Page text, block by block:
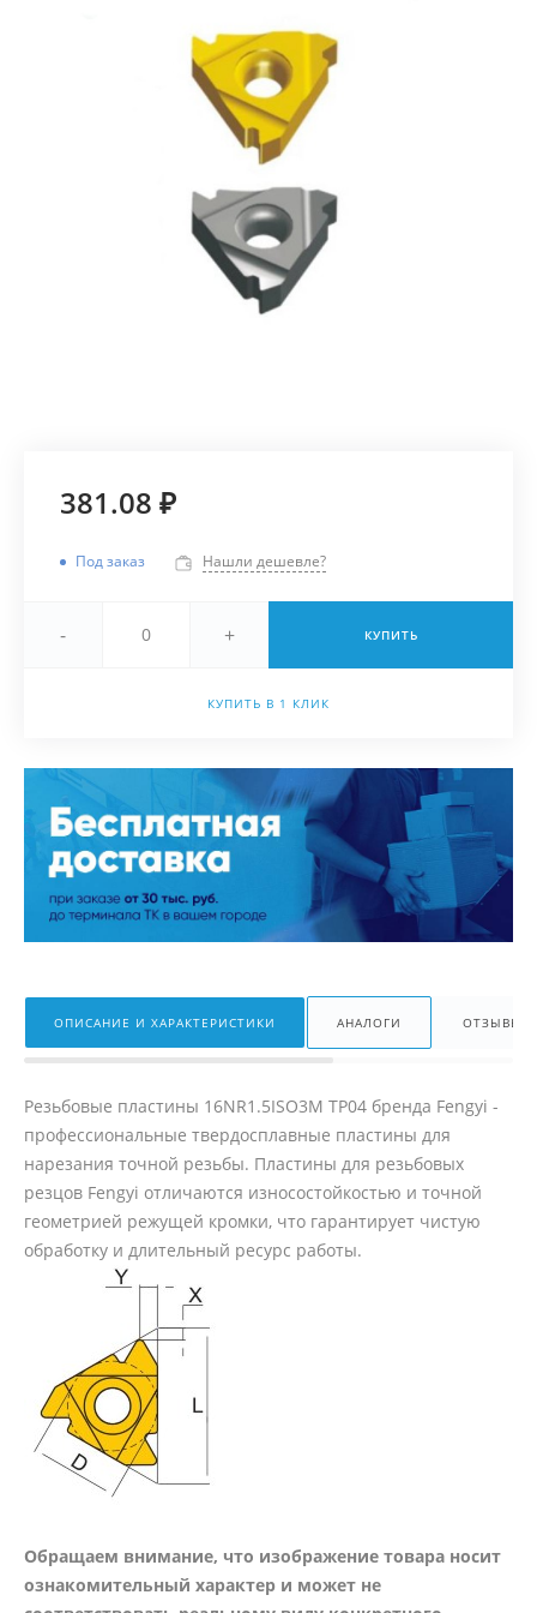
381.08 ₽
Под заказ Нашли дешевле?
- + КУПИТЬ
КУПИТЬ В 1 КЛИК
ОПИСАНИЕ И ХАРАКТЕРИСТИКИ АНАЛОГИ ОТЗЫВЫ
Резьбовые пластины 16NR1.5ISO3M TP04 бренда Fengyi -
профессиональные твердосплавные пластины для
нарезания точной резьбы. Пластины для резьбовых
резцов Fengyi отличаются износостойкостью и точной
геометрией режущей кромки, что гарантирует чистую
обработку и длительный ресурс работы.
Обращаем внимание, что изображение товара носит
ознакомительный характер и может не